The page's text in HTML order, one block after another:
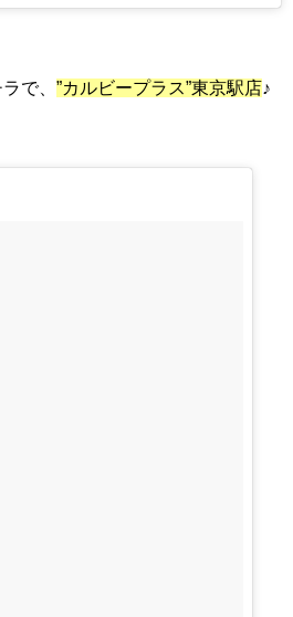
で、 ”カルビープラス”東京駅店♪